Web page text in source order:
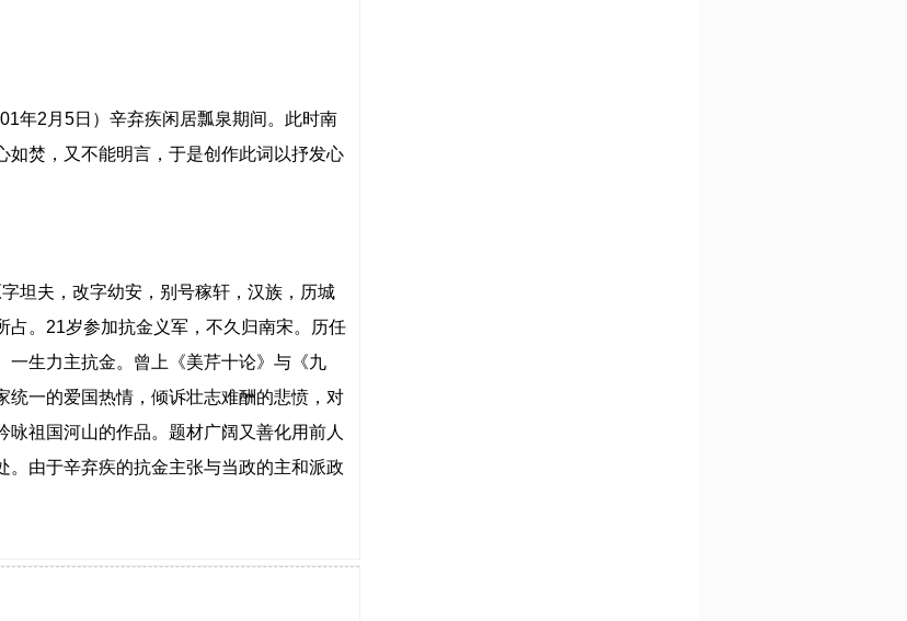
年2月5日）辛弃疾闲居瓢泉期间。此时南
如焚，又不能明言，于是创作此词以抒发心
坦夫，改字幼安，别号稼轩，汉族，历城
占。21岁参加抗金义军，不久归南宋。历任
一生力主抗金。曾上《美芹十论》与《九
统一的爱国热情，倾诉壮志难酬的悲愤，对
祖国河山的作品。题材广阔又善化用前人
由于辛弃疾的抗金主张与当政的主和派政